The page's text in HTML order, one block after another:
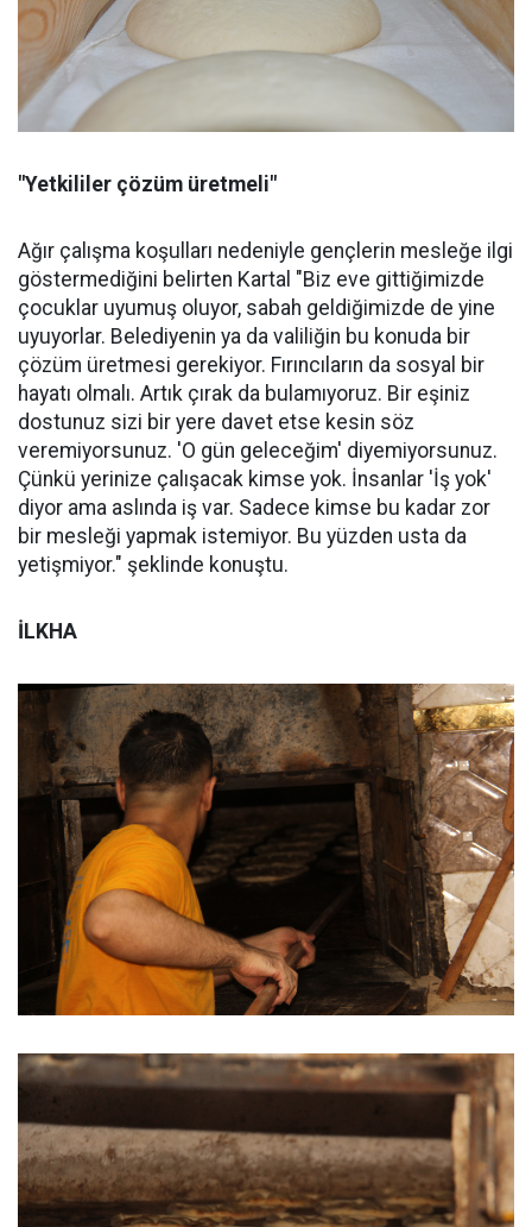
"Yetkililer çözüm üretmeli"
Ağır çalışma koşulları nedeniyle gençlerin mesleğe ilgi
göstermediğini belirten Kartal "Biz eve gittiğimizde
çocuklar uyumuş oluyor, sabah geldiğimizde de yine
uyuyorlar. Belediyenin ya da valiliğin bu konuda bir
çözüm üretmesi gerekiyor. Fırıncıların da sosyal bir
hayatı olmalı. Artık çırak da bulamıyoruz. Bir eşiniz
dostunuz sizi bir yere davet etse kesin söz
veremiyorsunuz. 'O gün geleceğim' diyemiyorsunuz.
Çünkü yerinize çalışacak kimse yok. İnsanlar 'İş yok'
diyor ama aslında iş var. Sadece kimse bu kadar zor
bir mesleği yapmak istemiyor. Bu yüzden usta da
yetişmiyor." şeklinde konuştu.
İLKHA